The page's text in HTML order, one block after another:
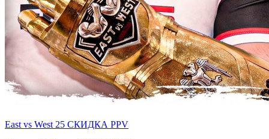
East vs West 25 СКИДКА PPV